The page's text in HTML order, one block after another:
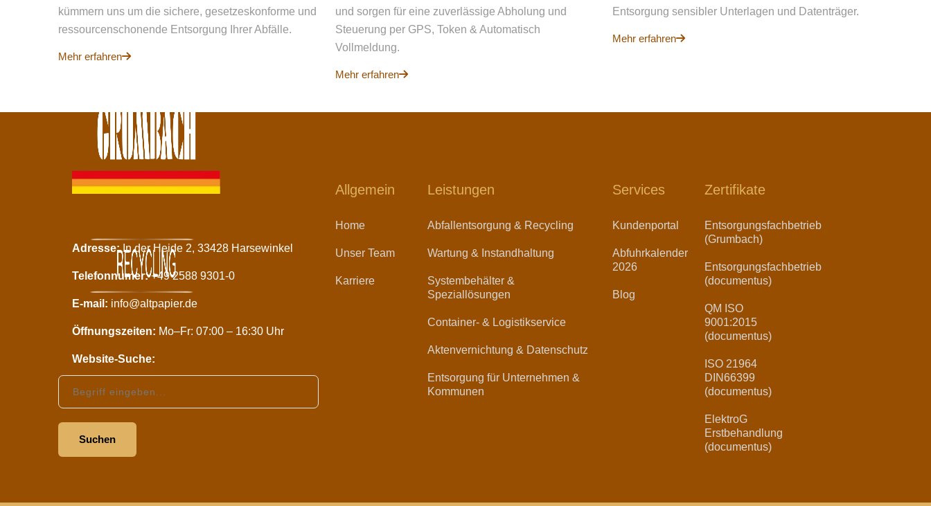
kümmern uns um die sichere, gesetzeskonforme und
ressourcenschonende Entsorgung Ihrer Abfälle.
Mehr erfahren
und sorgen für eine zuverlässige Abholung und
Steuerung per GPS, Token & Automatisch
Vollmeldung.
Mehr erfahren
Entsorgung sensibler Unterlagen und Datenträger.
Mehr erfahren
Adresse:In der Heide 2, 33428 Harsewinkel
Telefonnumer:+49 2588 9301-0
E-mail: info@altpapier.de
Öffnungszeiten: Mo–Fr: 07:00 – 16:30 Uhr
Website-Suche:
Website durchsuchen
Suchen
Allgemein
Home
Unser Team
Karriere
Leistungen
Abfallentsorgung & Recycling
Wartung & Instandhaltung
Systembehälter &
Speziallösungen
Container- & Logistikservice
Aktenvernichtung & Datenschutz
Entsorgung für Unternehmen &
Kommunen
Services
Kundenportal
Abfuhrkalender
2026
Blog
Zertifikate
Entsorgungsfachbetrieb
(Grumbach)
Entsorgungsfachbetrieb
(documentus)
QM ISO
9001:2015
(documentus)
ISO 21964
DIN66399
(documentus)
ElektroG
Erstbehandlung
(documentus)